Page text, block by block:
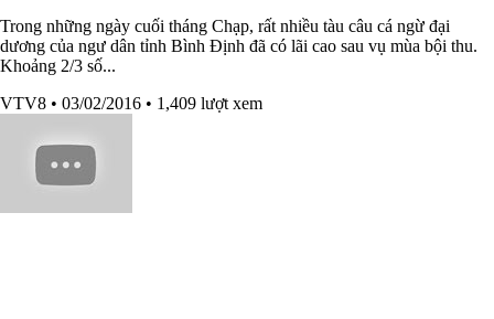
Trong những ngày cuối tháng Chạp, rất nhiều tàu câu cá ngừ đại
dương của ngư dân tỉnh Bình Định đã có lãi cao sau vụ mùa bội thu.
Khoảng 2/3 số...
VTV8 • 03/02/2016 • 1,409 lượt xem